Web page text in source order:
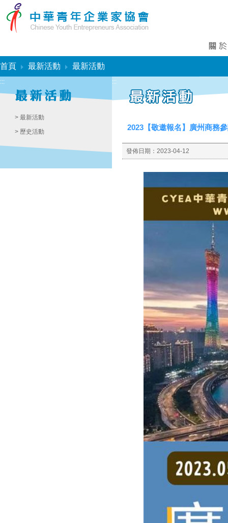
首頁 最新活動 最新活動
:::
> 最新活動
> 歷史活動
:::
2023【敬邀報名】廣州商務
發佈日期： 2023-04-12